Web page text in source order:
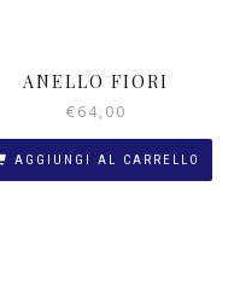
ANELLO FIORI
€64,00
AGGIUNGI AL CARRELLO